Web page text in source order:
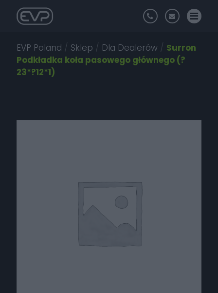
EVP Poland / Sklep / Dla Dealerów / Surron
Podkładka koła pasowego głównego (?
23*?12*1)